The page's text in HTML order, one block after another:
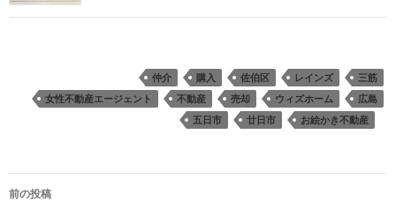
仲介 購入 佐伯区 レインズ
三筋
女性不動産エージェント
不動産 売却 ウィズホーム
広島
五日市
廿日市 お絵かき不動産
投
前の投稿